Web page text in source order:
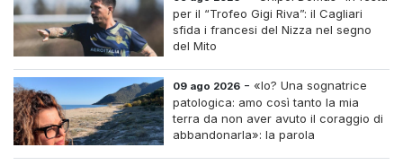
per il “Trofeo Gigi Riva”: il Cagliari
sfida i francesi del Nizza nel segno
del Mito
09 ago 2026 - «Io? Una sognatrice
patologica: amo così tanto la mia
terra da non aver avuto il coraggio di
abbandonarla»: la parola